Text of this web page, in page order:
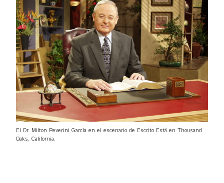
El Dr. Milton Peverini García en el escenario de Escrito Está en Thousand
Oaks, California.